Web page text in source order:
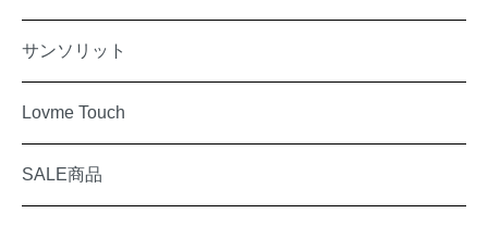
サンソリット
Lovme Touch
SALE商品